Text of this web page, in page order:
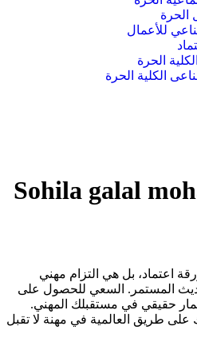
الحرة
للأعمال
الحرة
الكلية الحرة
Sohila galal
اعتماد، بل هي التزام مهني
المستمر. السعي للحصول على
حقيقي في مستقبلك المهني.
طريق العالمية في مهنة لا تقبل